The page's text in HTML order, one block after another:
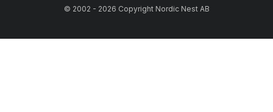
© 2002 - 2026 Copyright Nordic Nest AB